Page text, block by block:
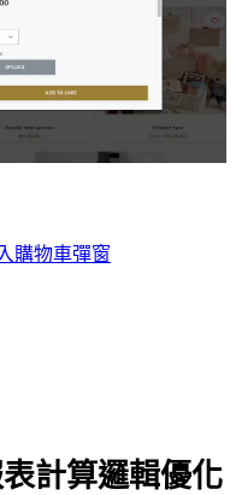
購物車彈窗
計算邏輯優化